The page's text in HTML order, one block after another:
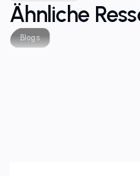
Ähnliche
Blogs